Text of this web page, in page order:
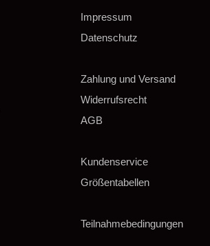
Impressum
Datenschutz
Zahlung und Versand
Widerrufsrecht
AGB
Kundenservice
Größentabellen
Teilnahmebedingungen